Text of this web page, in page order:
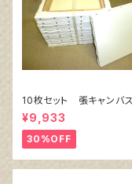
10枚セット 張キャン
owWhite SPC（綿・ポリ
ル）F8 455㎜×380㎜
¥9,933
30%OFF